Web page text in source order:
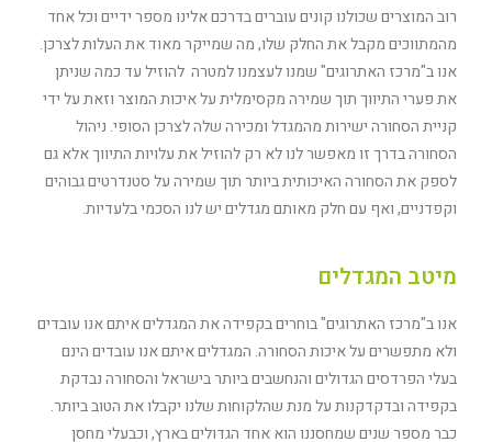
רוב המוצרים שכולנו קונים עוברים בדרכם אלינו מספר ידיים וכל אחד
מהמתווכים מקבל את החלק שלו, מה שמייקר מאוד את העלות לצרכן.
אנו ב"מרכז האתרוגים" שמנו לעצמנו למטרה להוזיל עד כמה שניתן
את פערי התיווך תוך שמירה מקסימלית על איכות המוצר וזאת על ידי
קניית הסחורה ישירות מהמגדל ומכירה שלה לצרכן הסופי. ניהול
הסחורה בדרך זו מאפשר לנו לא רק להוזיל את עלויות התיווך אלא גם
לספק את הסחורה האיכותית ביותר תוך שמירה על סטנדרטים גבוהים
וקפדניים, ואף עם חלק מאותם מגדלים יש לנו הסכמי בלעדיות.
מיטב המגדלים
אנו ב"מרכז האתרוגים" בוחרים בקפידה את המגדלים איתם אנו עובדים
ולא מתפשרים על איכות הסחורה. המגדלים איתם אנו עובדים הינם
בעלי הפרדסים הגדולים והנחשבים ביותר בישראל והסחורה נבדקת
בקפידה ובדקדקנות על מנת שהלקוחות שלנו יקבלו את הטוב ביותר.
כבר מספר שנים שמחסננו הוא אחד הגדולים בארץ, וכבעלי מחסן